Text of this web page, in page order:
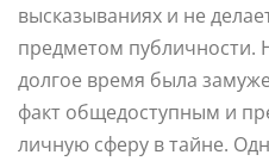
высказываниях и не
предметом публичности.
долгое время была
факт общедоступным и
личную сферу в тайне.